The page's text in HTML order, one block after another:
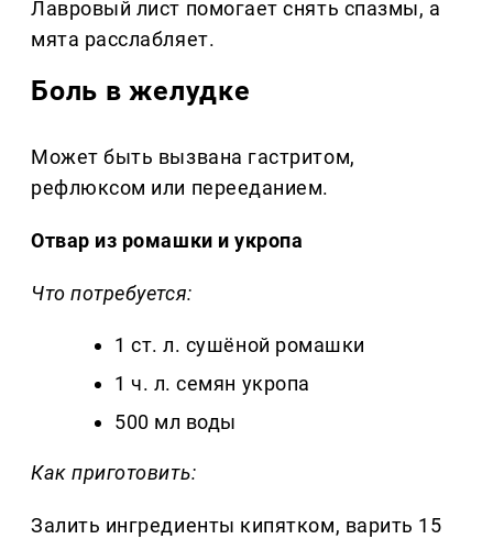
Лавровый лист помогает снять спазмы, а
мята расслабляет.
Боль в желудке
Может быть вызвана гастритом,
рефлюксом или перееданием.
Отвар из ромашки и укропа
Что потребуется:
1 ст. л. сушёной ромашки
1 ч. л. семян укропа
500 мл воды
Как приготовить:
Залить ингредиенты кипятком, варить 15